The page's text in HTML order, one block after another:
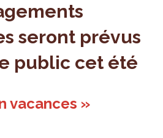
seront prévus
public cet été
vacances »